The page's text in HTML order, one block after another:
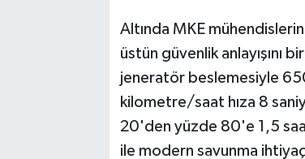
Altında MKE
üstün güvenlik anlayışını
jeneratör beslemesiyle
kilometre/saat hıza 8
20'den yüzde 80'e 1,5
ile modern savunma